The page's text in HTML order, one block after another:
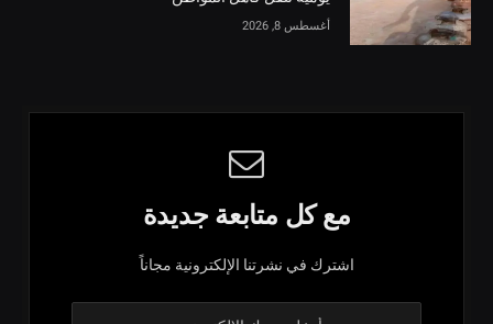
أغسطس 8, 2026
مع كل متابعة جديدة
اشترك في نشرتنا الإلكترونية مجاناً